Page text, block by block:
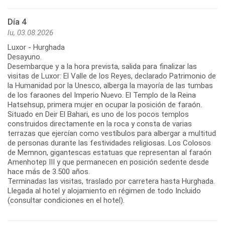
Día 4
lu, 03.08.2026
Luxor - Hurghada
Desayuno.
Desembarque y a la hora prevista, salida para finalizar las
visitas de Luxor: El Valle de los Reyes, declarado Patrimonio de
la Humanidad por la Unesco, alberga la mayoría de las tumbas
de los faraones del Imperio Nuevo. El Templo de la Reina
Hatsehsup, primera mujer en ocupar la posición de faraón.
Situado en Deir El Bahari, es uno de los pocos templos
construidos directamente en la roca y consta de varias
terrazas que ejercían como vestíbulos para albergar a multitud
de personas durante las festividades religiosas. Los Colosos
de Memnon, gigantescas estatuas que representan al faraón
Amenhotep III y que permanecen en posición sedente desde
hace más de 3.500 años.
Terminadas las visitas, traslado por carretera hasta Hurghada.
Llegada al hotel y alojamiento en régimen de todo Incluido
(consultar condiciones en el hotel).